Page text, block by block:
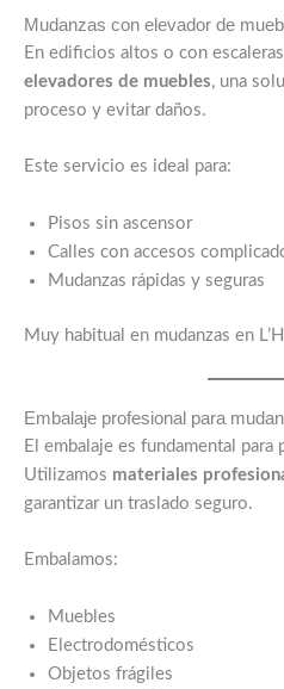
Mudanzas con elevador de
En edificios altos o con
elevadores de muebles, una
proceso y evitar daños.
Este servicio es ideal para:
Pisos sin ascensor
Calles con accesos
Mudanzas rápidas y seguras
Muy habitual en mudanzas en
Embalaje profesional para
El embalaje es fundamental
Utilizamos materiales
garantizar un traslado seguro.
Embalamos:
Muebles
Electrodomésticos
Objetos frágiles